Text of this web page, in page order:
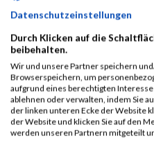
6401
Marco
6523
Andre
6518
Matthias
6423
Ole
6468
Maximilian
6512
Birgit
Datenschutzeinstellungen
Durch Klicken auf die
beibehalten.
Wir und unsere Partner speichern
Browserspeichern, um
aufgrund eines berechtigten
ablehnen oder verwalten, indem Sie
der linken unteren Ecke der Website
der Website und klicken Sie auf den
werden unseren Partnern mitgeteilt